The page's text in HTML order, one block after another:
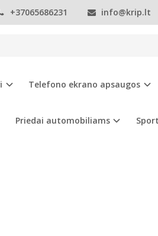
+37065686231 info@krip.lt
Telefono ekrano apsaugos
Priedai automobiliams
Vaikams Marškinėliai Vaikiškų
ANT VEŽIMĖLIO